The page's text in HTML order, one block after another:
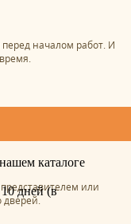
началом работ. И
или
дверей.
каталоге
10 дней (в